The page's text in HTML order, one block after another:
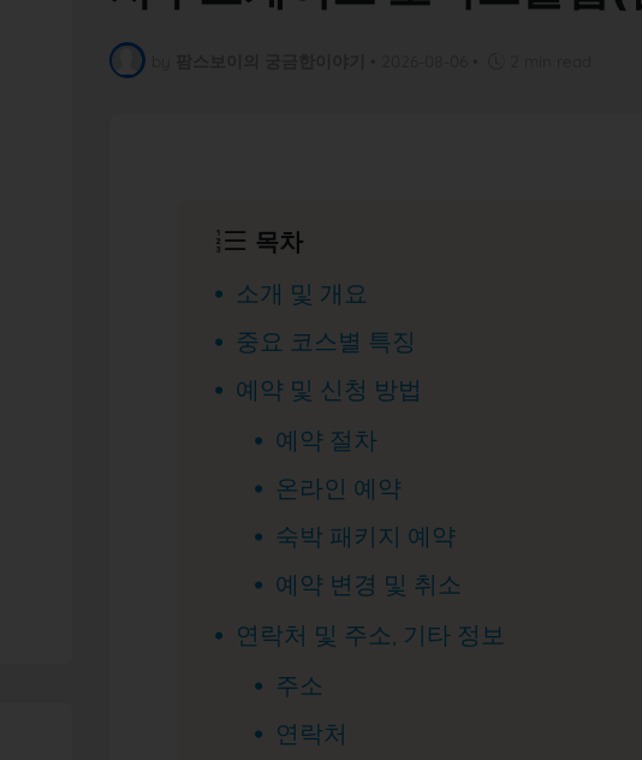
목차
소개 및 개요
중요 코스별 특징
예약 및 신청 방법
예약 절차
온라인 예약
숙박 패키지 예약
예약 변경 및 취소
연락처 및 주소, 기타 정보
주소
연락처